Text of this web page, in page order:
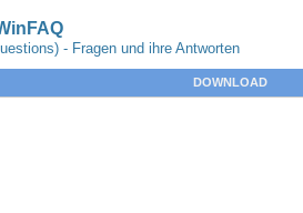
- Fragen und ihre Antworten
DOWNLOAD